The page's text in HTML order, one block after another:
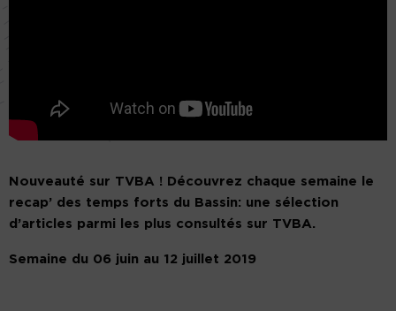
Nouveauté sur TVBA ! Découvrez chaque semaine le
recap’ des temps forts du Bassin: une sélection
d’articles parmi les plus consultés sur TVBA.
Semaine du 06 juin au 12 juillet 2019